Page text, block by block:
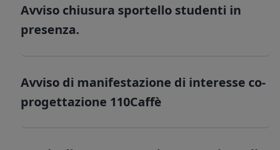
Avviso chiusura sportello studenti in
presenza.
Avviso di manifestazione di interesse co-
progettazione 110Caffè